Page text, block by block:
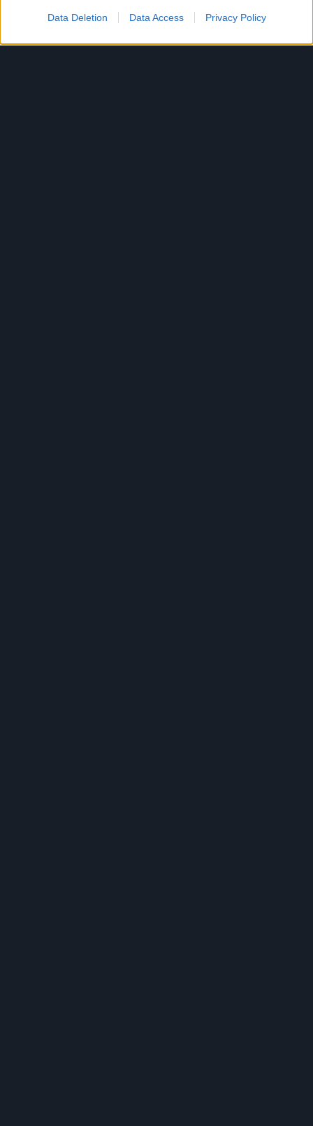
Data Deletion Data Access Privacy Policy
· Annuler l’abonnement· Withdraw